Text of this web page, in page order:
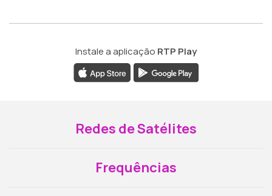
Instale a aplicação RTP Play
Redes de Satélites
Frequências